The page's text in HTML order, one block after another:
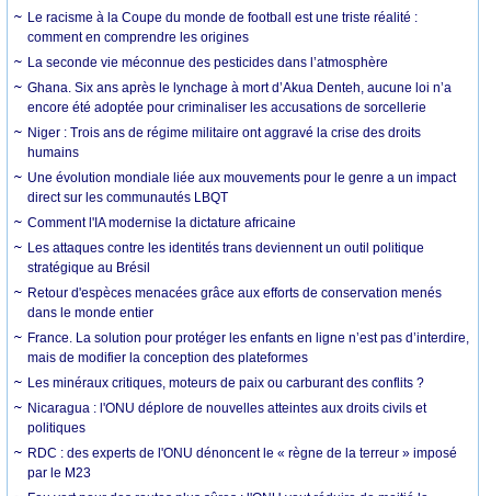
Le racisme à la Coupe du monde de football est une triste réalité :
comment en comprendre les origines
La seconde vie méconnue des pesticides dans l’atmosphère
Ghana. Six ans après le lynchage à mort d’Akua Denteh, aucune loi n’a
encore été adoptée pour criminaliser les accusations de sorcellerie
Niger : Trois ans de régime militaire ont aggravé la crise des droits
humains
Une évolution mondiale liée aux mouvements pour le genre a un impact
direct sur les communautés LBQT
Comment l'IA modernise la dictature africaine
Les attaques contre les identités trans deviennent un outil politique
stratégique au Brésil
Retour d'espèces menacées grâce aux efforts de conservation menés
dans le monde entier
France. La solution pour protéger les enfants en ligne n’est pas d’interdire,
mais de modifier la conception des plateformes
Les minéraux critiques, moteurs de paix ou carburant des conflits ?
Nicaragua : l'ONU déplore de nouvelles atteintes aux droits civils et
politiques
RDC : des experts de l'ONU dénoncent le « règne de la terreur » imposé
par le M23